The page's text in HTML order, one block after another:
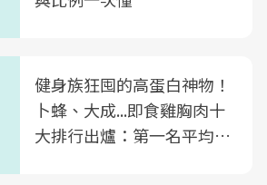
健身族狂囤的高蛋白神物！
卜蜂、大成...即食雞胸肉十
大排行出爐：第一名平均一